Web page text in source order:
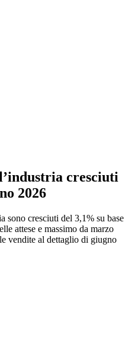
cresciuti
2026
sono cresciuti del 3,1% su base
attese e massimo da marzo
vendite al dettaglio di giugno